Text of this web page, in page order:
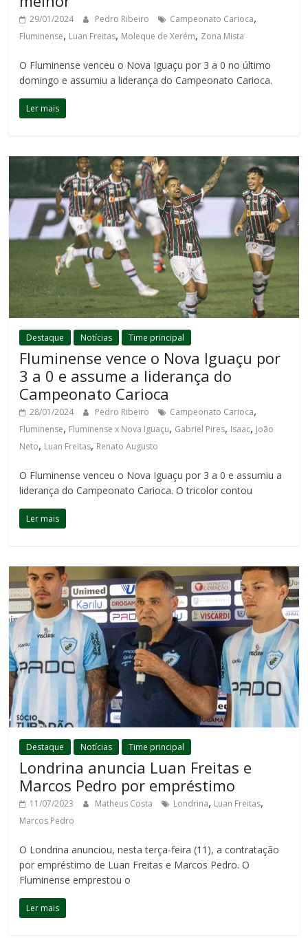
29/01/2024 Pedro Ribeiro Campeonato Carioca,
Fluminense, Luan Freitas, Moleque de Xerém, Zona Mista
O Fluminense venceu o Nova Iguaçu por 3 a 0 no último
domingo e assumiu a liderança do Campeonato Carioca.
Ler mais
Destaque Notícias Time principal
Fluminense vence o Nova Iguaçu por
3 a 0 e assume a liderança do
Campeonato Carioca
28/01/2024 Pedro Ribeiro Campeonato Carioca,
Fluminense, Fluminense x Nova Iguaçu, Gabriel Pires, Isaac, João
Neto, Luan Freitas, Renato Augusto
O Fluminense venceu o Nova Iguaçu por 3 a 0 e assumiu a
liderança do Campeonato Carioca. O tricolor contou
Ler mais
Destaque Notícias Time principal
Londrina anuncia Luan Freitas e
Marcos Pedro por empréstimo
11/07/2023 Matheus Costa Londrina, Luan Freitas,
Marcos Pedro
O Londrina anunciou, nesta terça-feira (11), a contratação
por empréstimo de Luan Freitas e Marcos Pedro. O
Fluminense emprestou o
Ler mais